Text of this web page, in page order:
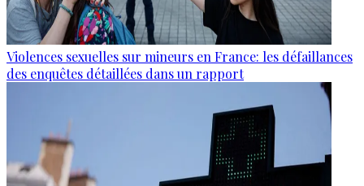
Violences sexuelles sur mineurs en France: les défaillances
des enquêtes détaillées dans un rapport